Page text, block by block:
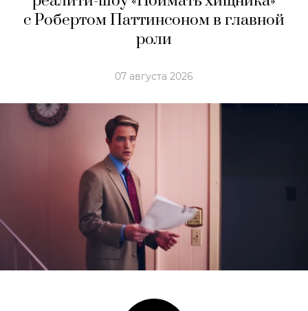
с Робертом Паттинсоном в главной
роли
07 августа 2026